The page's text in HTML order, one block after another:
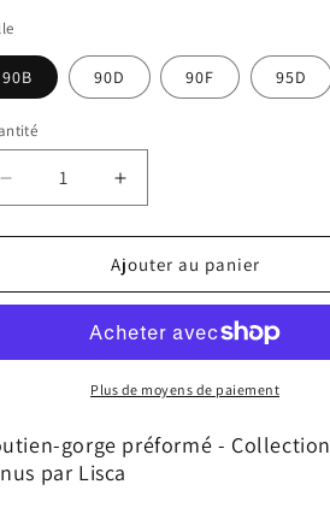
90B 90D 90F 95D
Réduire
la
quantité
Soutien-
préformé
Venus
Augmenter
la
quantité
de
Soutien-
préformé
Venus
Lisca
Ajouter au panier
Plus de moyens de paiement
gorge préformé - Collection
par Lisca